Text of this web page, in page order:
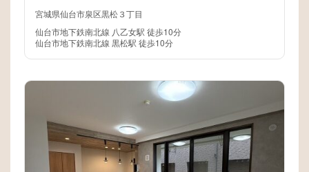
宮城県仙台市泉区黒松３丁目
仙台市地下鉄南北線 八乙女駅 徒歩10分
仙台市地下鉄南北線 黒松駅 徒歩10分